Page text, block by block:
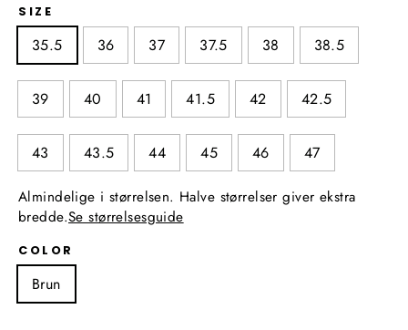
SIZE
35.5 36 37 37.5 38 38.5
39 40 41 41.5 42 42.5
43 43.5 44 45 46 47
Almindelige i størrelsen. Halve størrelser giver ekstra
bredde.Se størrelsesguide
COLOR
Brun